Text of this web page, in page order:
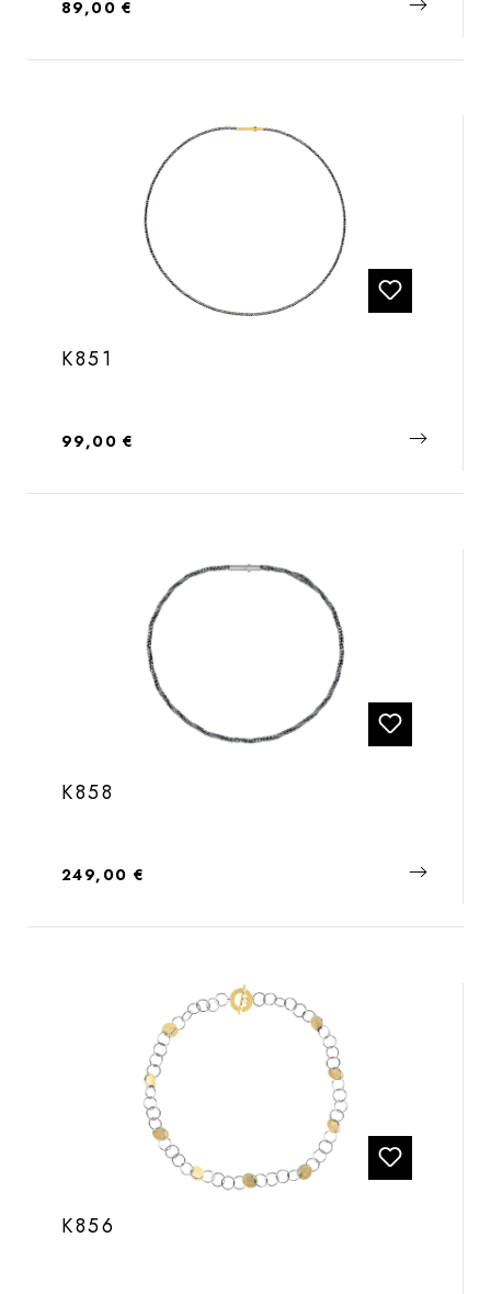
Regulärer Preis:
89,00 €
K851
Regulärer Preis:
99,00 €
K858
Regulärer Preis:
249,00 €
K856